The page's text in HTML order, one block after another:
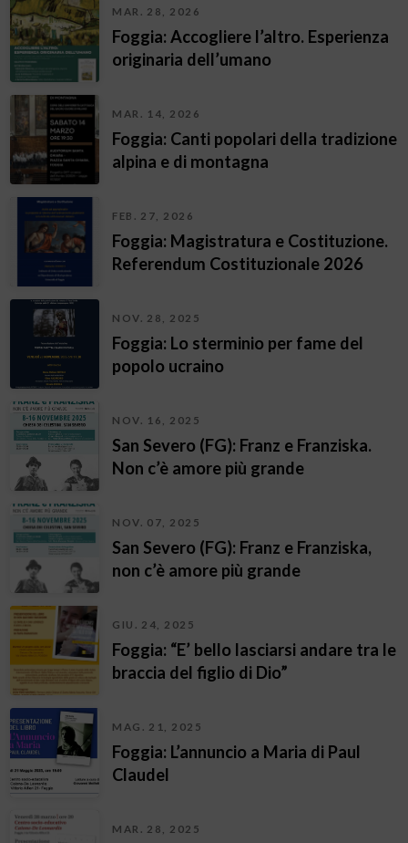
MAR. 28, 2026
Foggia: Accogliere l’altro. Esperienza
originaria dell’umano
MAR. 14, 2026
Foggia: Canti popolari della tradizione
alpina e di montagna
FEB. 27, 2026
Foggia: Magistratura e Costituzione.
Referendum Costituzionale 2026
NOV. 28, 2025
Foggia: Lo sterminio per fame del
popolo ucraino
NOV. 16, 2025
San Severo (FG): Franz e Franziska.
Non c’è amore più grande
NOV. 07, 2025
San Severo (FG): Franz e Franziska,
non c’è amore più grande
GIU. 24, 2025
Foggia: “E’ bello lasciarsi andare tra le
braccia del figlio di Dio”
MAG. 21, 2025
Foggia: L’annuncio a Maria di Paul
Claudel
MAR. 28, 2025